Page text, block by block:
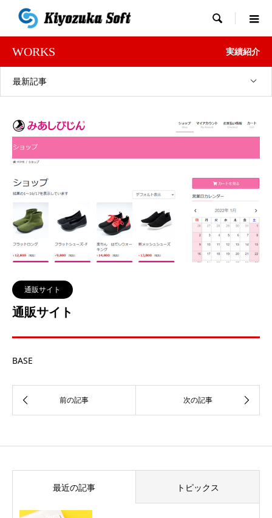

WORKS 実績紹介
最新記事
通販サイト
通販サイト
BASE
最近の記事 トピックス